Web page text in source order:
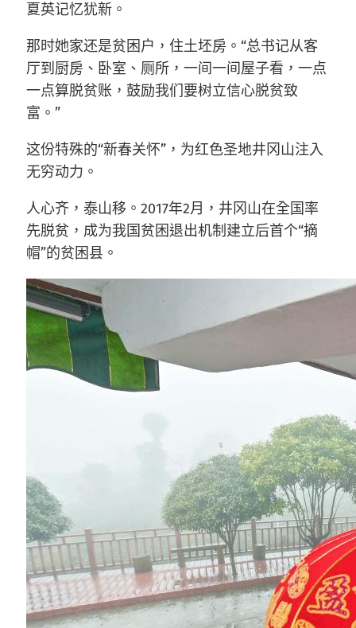
夏英记忆犹新。
那时她家还是贫困户，住土坯房。“总书记从客
厅到厨房、卧室、厕所，一间一间屋子看，一点
一点算脱贫账，鼓励我们要树立信心脱贫致
富。”
这份特殊的“新春关怀”，为红色圣地井冈山注入
无穷动力。
人心齐，泰山移。2017年2月，井冈山在全国率
先脱贫，成为我国贫困退出机制建立后首个“摘
帽”的贫困县。